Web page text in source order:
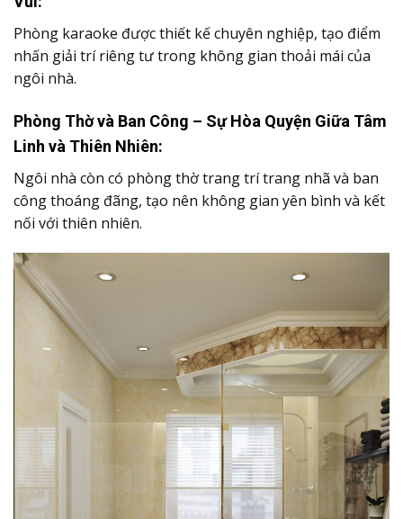
Ngôi nhà còn có phòng thờ trang trí trang nhã và ban
công thoáng đãng, tạo nên không gian yên bình và kết
nối với thiên nhiên.